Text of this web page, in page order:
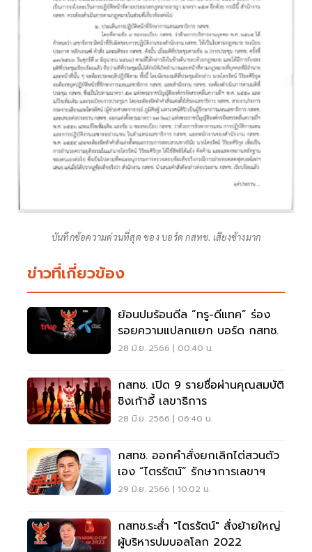
บันทึกข้อความด่วนที่สุด ของ บอร์ด กสทช. เสียงข้างมาก
ข่าวที่เกี่ยวข้อง
ย้อนปมร้อนดีล “ทรู-ดีแทค” ร่อง
รอยความแปลกแยก บอร์ด กสทช.
28 มิ.ย. 2566 | 00:40 น.
กสทช. เปิด 9 รายชื่อผ่านคุณสมบัติ
ชิงเก้าอี้ เลขาธิการ
28 มิ.ย. 2566 | 06:40 น.
กสทช. ออกคำสั่งยกเลิกไต่สวนตัว
เอง “ไตรรัตน์” รักษาการเลขาฯ
29 มิ.ย. 2566 | 10:02 น.
กสทช.ระส่ำ "ไตรรัตน์" สั่งย้ายใหญ่
ผู้บริหารปมบอลโลก 2022